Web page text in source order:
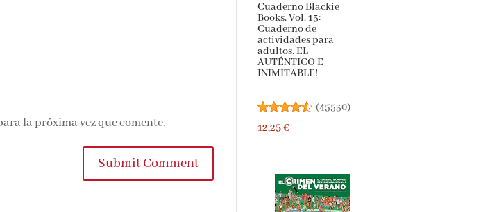
la próxima vez que comente.
Submit Comment
Cuaderno Blackie
Books. Vol. 15:
Cuaderno de
actividades para
adultos. EL
AUTÉNTICO E
INIMITABLE!
(45530)
12,25 €